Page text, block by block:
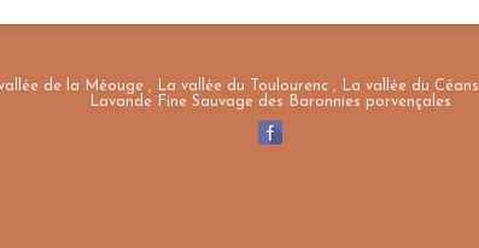
de la Méouge , La vallée du Toulourenc , La vallée du Céans
Lavande Fine Sauvage des Baronnies porvençales